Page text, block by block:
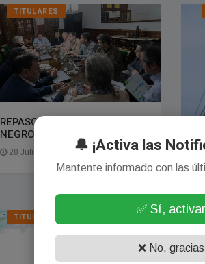
TITULARES
REPASO DE GESTION EN RIO
NEGRO
28 Julio, 2026
TITULARES
🔔 ¡Activa las
Mantente informado con las
✅ Sí, activar
❌ No, gracias